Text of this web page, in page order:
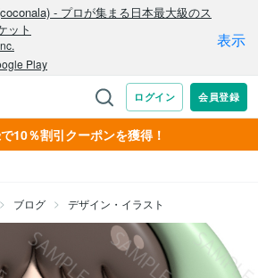
10％割引クーポンを獲得！
ブログ デザイン・イラスト